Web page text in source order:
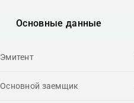
Основные данные
Эмитент
Основной заемщик